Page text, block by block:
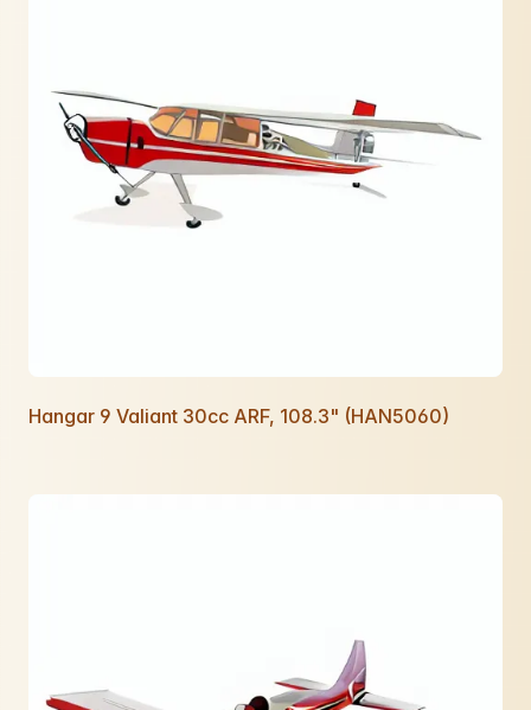
Hangar 9 Valiant 30cc ARF, 108.3" (HAN5060)